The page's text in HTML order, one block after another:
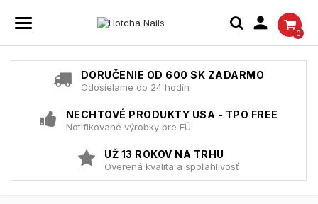

0
DORUČENIE OD 600 SK ZADARMO
Odosielame do 24 hodín
NECHTOVÉ PRODUKTY USA - TPO FREE
Notifikované výrobky pre EÚ
UŽ 13 ROKOV NA TRHU
Overená kvalita a spoľahlivosť